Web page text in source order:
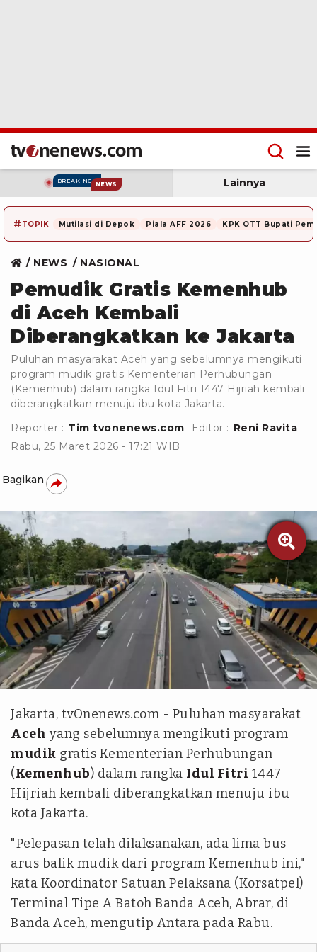
BREAKING NEWS Lainnya
# TOPIK Mutilasi di Depok Piala AFF 2026 KPK OTT Bupati
NEWS NASIONAL
Pemudik Gratis Kemenhub
di Aceh Kembali
Diberangkatkan ke Jakarta
Puluhan masyarakat Aceh yang sebelumnya mengikuti
program mudik gratis Kementerian Perhubungan
(Kemenhub) dalam rangka Idul Fitri 1447 Hijriah kembali
diberangkatkan menuju ibu kota Jakarta.
Reporter : Tim tvonenews.com Editor : Reni Ravita
Rabu, 25 Maret 2026 - 17:21 WIB
Bagikan

Antara
Jakarta, tvOnenews.com - Puluhan masyarakat
Aceh yang sebelumnya mengikuti program
mudik gratis Kementerian Perhubungan
(Kemenhub) dalam rangka Idul Fitri 1447
Hijriah kembali diberangkatkan menuju ibu
kota Jakarta.
"Pelepasan telah dilaksanakan, ada lima bus
arus balik mudik dari program Kemenhub ini,"
kata Koordinator Satuan Pelaksana (Korsatpel)
Terminal Tipe A Batoh Banda Aceh, Abrar, di
Banda Aceh, mengutip Antara pada Rabu.